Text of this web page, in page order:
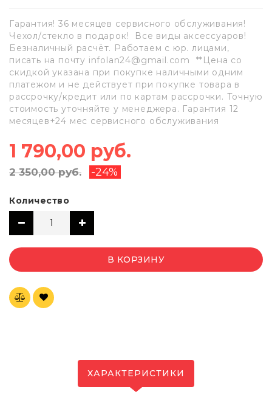
Гарантия! 36 месяцев сервисного обслуживания!
Чехол/стекло в подарок! Все виды аксессуаров!
Безналичный расчёт. Работаем с юр. лицами,
писать на почту infolan24@gmail.com **Цена со
скидкой указана при покупке наличными одним
платежом и не действует при покупке товара в
рассрочку/кредит или по картам рассрочки. Точную
стоимость уточняйте у менеджера. Гарантия 12
месяцев+24 мес сервисного обслуживания
1 790,00 руб.
2 350,00 руб. -24%
Количество
В КОРЗИНУ
ХАРАКТЕРИСТИКИ